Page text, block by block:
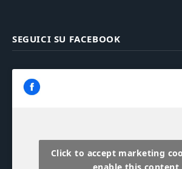
SEGUICI SU FACEBOOK
Click to accept marketing